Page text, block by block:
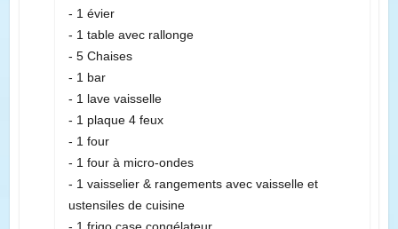
comprenant :
- 1 évier
- 1 table avec rallonge
- 5 Chaises
- 1 bar
- 1 lave vaisselle
- 1 plaque 4 feux
- 1 four
- 1 four à micro-ondes
- 1 vaisselier & rangements avec vaisselle et